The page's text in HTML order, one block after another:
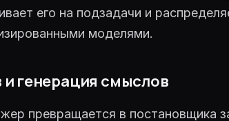
его на подзадачи и
моделями.
и генерация смыслов
превращается в постановщика